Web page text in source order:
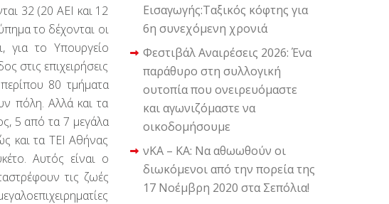
32 (20 ΑΕΙ και 12
το δέχονται οι
για το Υπουργείο
στις επιχειρήσεις
80 τμήματα
πόλη. Αλλά και τα
5 από τα 7 μεγάλα
και τα ΤΕΙ Αθήνας
Αυτός είναι ο
τις ζωές
Εισαγωγής:Ταξικός κόφτης για
6η συνεχόμενη χρονιά
Φεστιβάλ Αναιρέσεις 2026: Ένα
παράθυρο στη συλλογική
ουτοπία που ονειρευόμαστε
και αγωνιζόμαστε να
οικοδομήσουμε
νΚΑ – ΚΑ: Να αθωωθούν οι
διωκόμενοι από την πορεία της
17 Νοέμβρη 2020 στα Σεπόλια!